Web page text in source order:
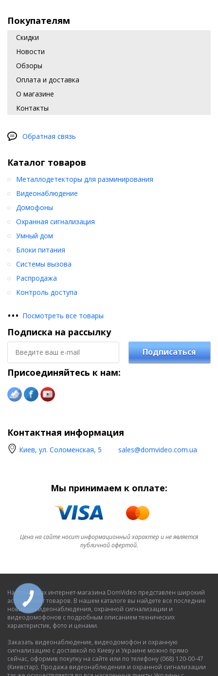
Покупателям
Скидки
Новости
Обзоры
Оплата и доставка
О магазине
Контакты
Обратная связь
Каталог товаров
Металлодетекторы для разминирования
Видеонаблюдение
Домофоны
Охранная сигнализация
Умный дом
Блоки питания
Системы вызова
Распродажа
Контроль доступа
••• Посмотреть все товары
Подписка на рассылку
Подписаться
Присоединяйтесь к нам:
Контактная информация
Киев, ул. Соломенская, 5 sales@domvideo.com.ua
Мы принимаем к оплате:
Цена на сайте носит информационный характер и не является
публичной офертой.
На страницах интернет-магазина DomVideo представлен широкий
ассортимент товаров. В нашем каталоге вы найдете все последние
новинки видеонаблюдения, охранной сигнализации и
видеодомофонов с подробным описанием технических
характеристик, фото и ценами.
Заказать видеонаблюдение, видеодомофон и охранную
сигнализацию с доставкой по Киеву и Украине можно прямо
сейчас, оформив покупку на сайте или по телефону (068) 120-00-47
(Киевстар). Продажа видеонаблюдения и охранной сигнализации